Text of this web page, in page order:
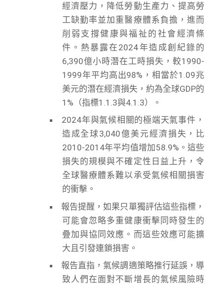
經濟壓力，降低勞動生產力、提高勞
工缺勤率並加重醫療體系負擔，進而
削弱支撐健康與福祉的社會經濟條
件。熱暴露在2024年造成創紀錄的
6,390億小時潛在工時損失，較1990-
1999年平均高出98%，相當於1.09兆
美元的潛在經濟損失，約為全球GDP的
1%（指標1.1.3與4.1.3）。
2024年與氣候相關的極端天氣事件，
造成全球3,040億美元經濟損失，比
2010-2014年平均值增加58.9%。這些
損失的規模與不確定性日益上升，令
全球醫療體系難以承受氣候相關損害
的衝擊。
報告提醒，如果只單獨評估這些指標，
可能會忽略多重健康衝擊同時發生的
疊加與協同效應。而這些效應可能擴
大且引發連鎖損害。
報告直指，氣候調適策略推行延誤，導
致人們在面對不斷增長的氣候風險時